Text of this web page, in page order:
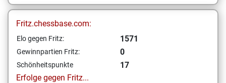
Fritz.chessbase.com:
Elo gegen Fritz: 1571
Gewinnpartien Fritz: 0
Schönheitspunkte
17
Erfolge gegen Fritz...